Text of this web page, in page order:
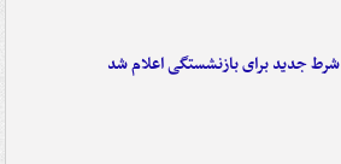
شرط جدید برای بازنشستگی اعلام شد